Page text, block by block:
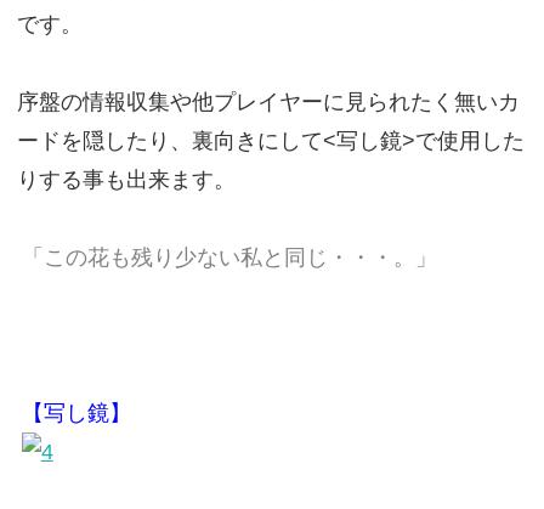
です。
序盤の情報収集や他プレイヤーに見られたく無いカ
ードを隠したり、裏向きにして<写し鏡>で使用した
りする事も出来ます。
「この花も残り少ない私と同じ・・・。」
【写し鏡】